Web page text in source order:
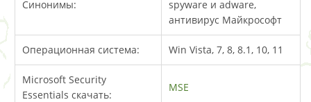
Синонимы:
spyware и adware,
антивирус Майкрософт
Операционная система: Win Vista, 7, 8, 8.1, 10, 11
Microsoft Security
Essentials скачать:
MSE